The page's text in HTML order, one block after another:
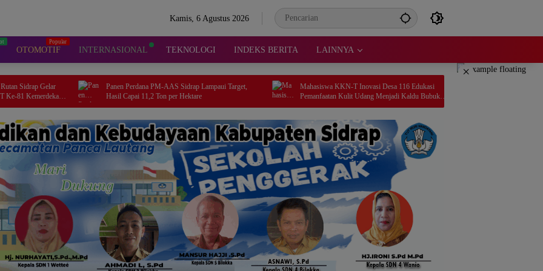
Kamis, 6 Agustus 2026
OTOMOTIF INTERNASIONAL TEKNOLOGI INDEKS BERITA LAINNYA
×
Panen Perdana PM-AAS Sidrap Lampaui Target,
Hasil Capai 11,2 Ton per Hektare
Mahasiswa KKN-T Inovasi Desa 116 Edukasi
Pemanfaatan Kulit Udang Menjadi Kaldu Bubuk
Bernilai Tambah di Desa Kanaungan
Mahasiswa KKN Unhas Gelar
Digitalisasi Transaksi UMKM melalui
QRIS di Desa Sendana